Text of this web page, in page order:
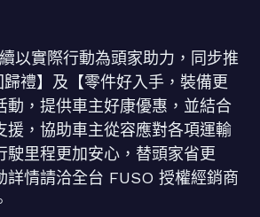
以實際行動為頭家助力，同步推
禮】及【零件好入手，裝備更
動，提供車主好康優惠，並結合
援，協助車主從容應對各項運輸
駛里程更加安心，替頭家省更
詳情請洽全台 FUSO 授權經銷商